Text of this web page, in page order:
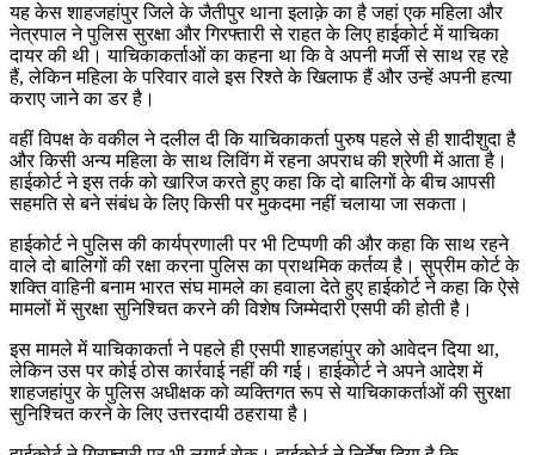
यह केस शाहजहांपुर जिले के जैतीपुर थाना इलाक़े का है जहां एक महिला और
नेत्रपाल ने पुलिस सुरक्षा और गिरफ्तारी से राहत के लिए हाईकोर्ट में याचिका
दायर की थी। याचिकाकर्ताओं का कहना था कि वे अपनी मर्जी से साथ रह रहे
हैं, लेकिन महिला के परिवार वाले इस रिश्ते के खिलाफ हैं और उन्हें अपनी हत्या
कराए जाने का डर है।
वहीं विपक्ष के वकील ने दलील दी कि याचिकाकर्ता पुरुष पहले से ही शादीशुदा है
और किसी अन्य महिला के साथ लिविंग में रहना अपराध की श्रेणी में आता है।
हाईकोर्ट ने इस तर्क को खारिज करते हुए कहा कि दो बालिगों के बीच आपसी
सहमति से बने संबंध के लिए किसी पर मुकदमा नहीं चलाया जा सकता।
हाईकोर्ट ने पुलिस की कार्यप्रणाली पर भी टिप्पणी की और कहा कि साथ रहने
वाले दो बालिगों की रक्षा करना पुलिस का प्राथमिक कर्तव्य है। सुप्रीम कोर्ट के
शक्ति वाहिनी बनाम भारत संघ मामले का हवाला देते हुए हाईकोर्ट ने कहा कि ऐसे
मामलों में सुरक्षा सुनिश्चित करने की विशेष जिम्मेदारी एसपी की होती है।
इस मामले में याचिकाकर्ता ने पहले ही एसपी शाहजहांपुर को आवेदन दिया था,
लेकिन उस पर कोई ठोस कार्रवाई नहीं की गई। हाईकोर्ट ने अपने आदेश में
शाहजहांपुर के पुलिस अधीक्षक को व्यक्तिगत रूप से याचिकाकर्ताओं की सुरक्षा
सुनिश्चित करने के लिए उत्तरदायी ठहराया है।